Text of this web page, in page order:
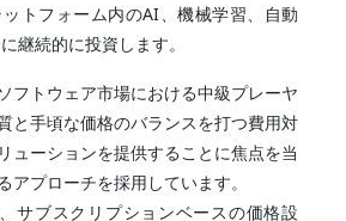
ットフォーム内のAI、機械学習、自動
継続的に投資します。
フトウェア市場における中級プレーヤ
と手頃な価格のバランスを打つ費用対
ューションを提供することに焦点を当
アプローチを採用しています。
サブスクリプションベースの価格設